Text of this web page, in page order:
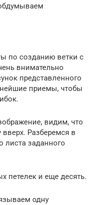
по созданию ветки с
внимательно
представленного
приемы, чтобы
видим, что
Разберемся в
листа заданного
петелек и еще десять.
одну